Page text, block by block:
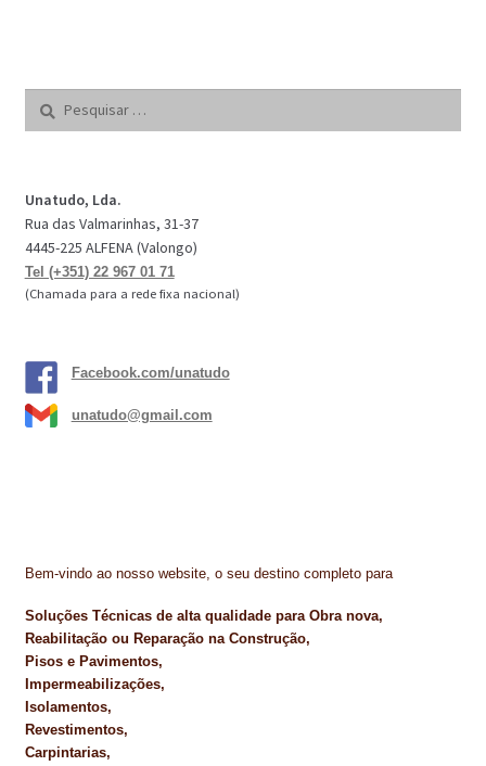
Unatudo, Lda.
Rua das Valmarinhas, 31-37
4445-225 ALFENA (Valongo)
Tel (+351) 22 967 01 71
(Chamada para a rede fixa nacional)
Facebook.com/unatudo
unatudo@gmail.com
Bem-vindo ao nosso website, o seu destino completo para
Soluções Técnicas de alta qualidade para Obra nova,
Reabilitação ou Reparação na Construção,
Pisos e Pavimentos,
Impermeabilizações,
Isolamentos,
Revestimentos,
Carpintarias,